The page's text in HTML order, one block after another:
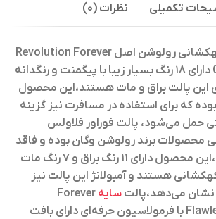
تکمیلی نظرات (0)
پالت 18رنگ سایه کهکشانی رولوشن اصل Revolution Forever
دارای ۱۸ رنگ بسیار زیبا با پیگمنت و رنگدانه
پالت براق و مات هستند،این محصول
بوده که برای استفاده در مسافرت نیز گزینه
حمل می‌شود، پالت فوراور فلاولس
محصولات برند رولوشن وگان بوده و فاقد
تست حیوانی است،این محصول دارای ۱۱ رنگ براق و ۷ رنگ مات
هستند و آمبولانژ این پالت نیز
نشان می‌دهد،پالت سایه Forever
با فرمولاسیون حرفه‌ای دارای بافت